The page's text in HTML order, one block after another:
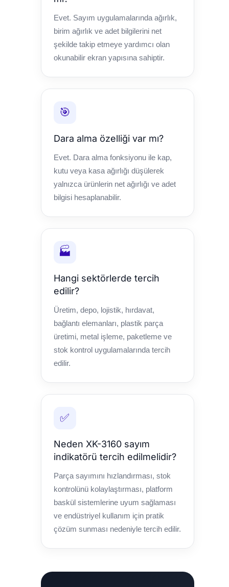
Evet. Sayım uygulamalarında ağırlık,
birim ağırlık ve adet bilgilerini net
şekilde takip etmeye yardımcı olan
okunabilir ekran yapısına sahiptir.
🎯
Dara alma özelliği var mı?
Evet. Dara alma fonksiyonu ile kap,
kutu veya kasa ağırlığı düşülerek
yalnızca ürünlerin net ağırlığı ve adet
bilgisi hesaplanabilir.
🏭
Hangi sektörlerde tercih
edilir?
Üretim, depo, lojistik, hırdavat,
bağlantı elemanları, plastik parça
üretimi, metal işleme, paketleme ve
stok kontrol uygulamalarında tercih
edilir.
✅
Neden XK-3160 sayım
indikatörü tercih edilmelidir?
Parça sayımını hızlandırması, stok
kontrolünü kolaylaştırması, platform
baskül sistemlerine uyum sağlaması
ve endüstriyel kullanım için pratik
çözüm sunması nedeniyle tercih edilir.